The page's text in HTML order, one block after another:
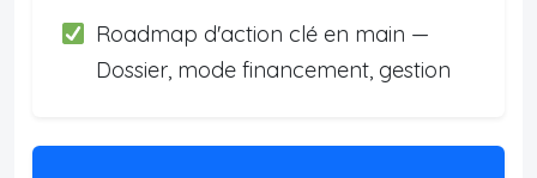
Roadmap d'action clé en main —
Dossier, mode financement, gestion